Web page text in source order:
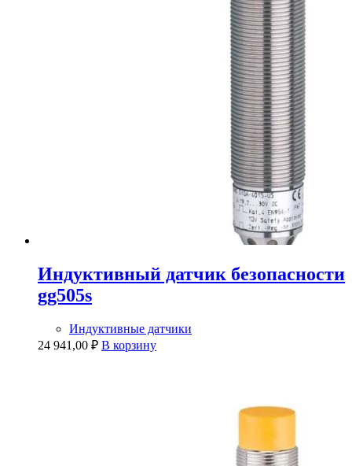
Индуктивный датчик безопасности
gg505s
Индуктивные датчики
24 941,00 ₽ В корзину